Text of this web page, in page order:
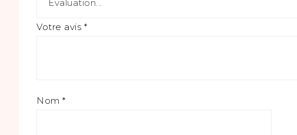
Votre avis *
Nom *